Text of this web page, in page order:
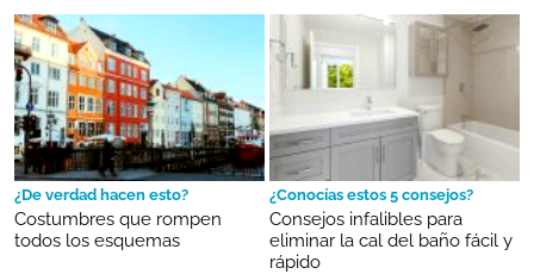
¿De verdad hacen esto?
Costumbres que rompen
todos los esquemas
¿Conocías estos 5 consejos?
Consejos infalibles para
eliminar la cal del baño fácil y
rápido